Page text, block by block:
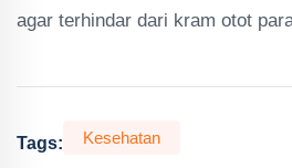
agar terhindar dari kram otot
Tags: Kesehatan